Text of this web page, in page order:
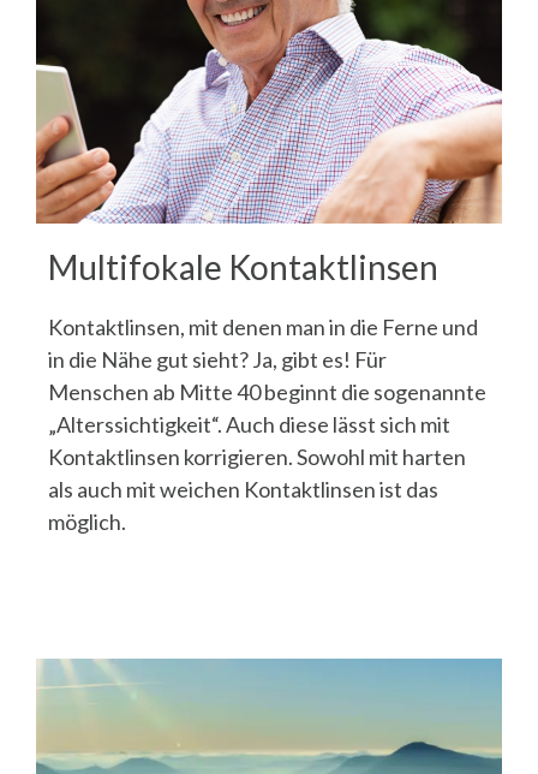
Multifokale Kontaktlinsen
Kontaktlinsen, mit denen man in die Ferne und
in die Nähe gut sieht? Ja, gibt es! Für
Menschen ab Mitte 40 beginnt die sogenannte
„Alterssichtigkeit“. Auch diese lässt sich mit
Kontaktlinsen korrigieren. Sowohl mit harten
als auch mit weichen Kontaktlinsen ist das
möglich.